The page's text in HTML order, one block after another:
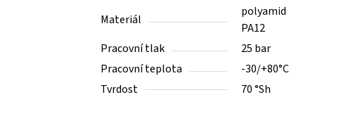
Materiál
polyamid
PA12
Pracovní tlak
25 bar
Pracovní teplota
-30/+80°C
Tvrdost
70 °Sh